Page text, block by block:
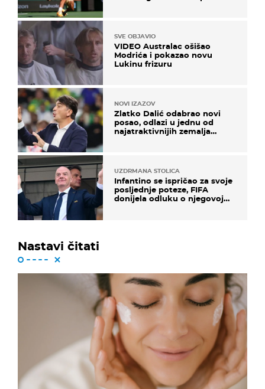
SVE OBJAVIO
VIDEO Australac ošišao
Modrića i pokazao novu
Lukinu frizuru
NOVI IZAZOV
Zlatko Dalić odabrao novi
posao, odlazi u jednu od
najatraktivnijih zemalja
UZDRMANA STOLICA
Infantino se ispričao za svoje
posljednje poteze, FIFA
donijela odluku o njegovoj
Nastavi čitati